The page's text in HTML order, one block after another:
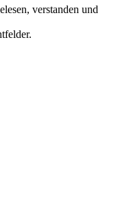
verstanden und